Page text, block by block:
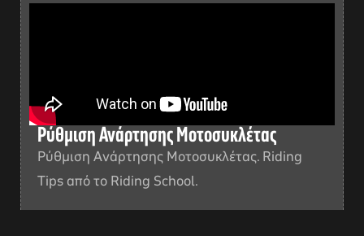
Ρύθμιση Ανάρτησης Μοτοσυκλέτας
Ρύθμιση Ανάρτησης Μοτοσυκλέτας. Riding
Tips από το Riding School.